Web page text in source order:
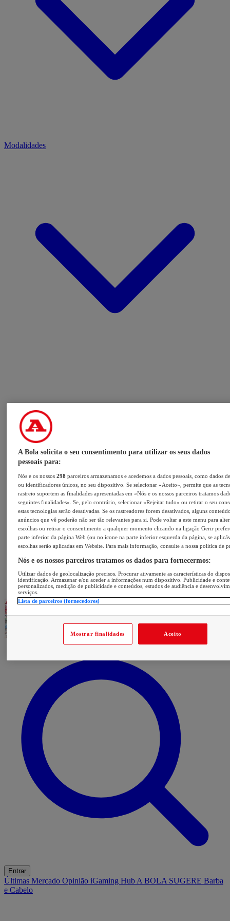
Modalidades
Entrar
Últimas Mercado Opinião iGaming Hub A BOLA SUGERE Barba
e Cabelo
A Bola solicita o seu consentimento para utilizar os seus dados
pessoais para:
Nós e os nossos298 parceiros armazenamos e acedemos a dados pessoais, como dados
ou identificadores únicos, no seu dispositivo. Se selecionar «Aceito», permite que as
rastreio suportem as finalidades apresentadas em «Nós e os nossos parceiros tratamos
seguintes finalidades». Se, pelo contrário, selecionar «Rejeitar tudo» ou retirar o seu
estas tecnologias serão desativadas. Se os rastreadores forem desativados, alguns
anúncios que vê poderão não ser tão relevantes para si. Pode voltar a este menu para
escolhas ou retirar o consentimento a qualquer momento clicando na ligação Gerir
parte inferior da página Web (ou no ícone na parte inferior esquerda da página, se
escolhas serão aplicadas em Website. Para mais informação, consulte a nossa política de
Nós e os nossos parceiros tratamos os dados para fornecermos:
Utilizar dados de geolocalização precisos. Procurar ativamente as características do
identificação. Armazenar e/ou aceder a informações num dispositivo. Publicidade e
personalizados, medição de publicidade e conteúdos, estudos de audiência e
serviços.
Lista de parceiros (fornecedores)
Mostrar finalidades Aceito